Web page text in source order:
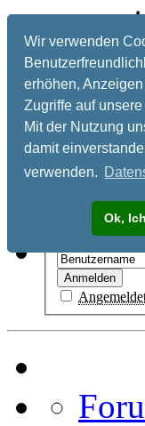
Wir verwenden
erhöhen,
Zugriffe auf
Mit der Nutzung
damit
verwenden.
Ok,
Registrieren